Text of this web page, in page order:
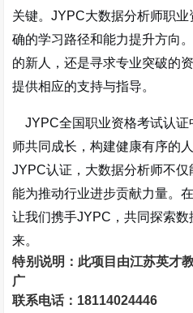
关键。JYPC大数据分析师职
确的学习路径和能力提升方向
的新人，还是寻求专业突破的
提供相应的支持与指导。
JYPC全国职业资格考试认证
师共同成长，构建健康有序的
JYPC认证，大数据分析师不
能为推动行业进步贡献力量。
让我们携手JYPC，共同探索
来。
特别说明：此项目由江苏英才
广
联系电话： 18114024446